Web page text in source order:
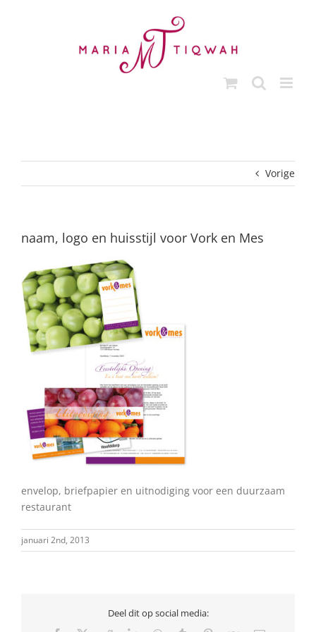
Vorige
naam, logo en huisstijl voor Vork en Mes
envelop, briefpapier en uitnodiging voor een duurzaam
restaurant
januari 2nd, 2013
Deel dit op social media: